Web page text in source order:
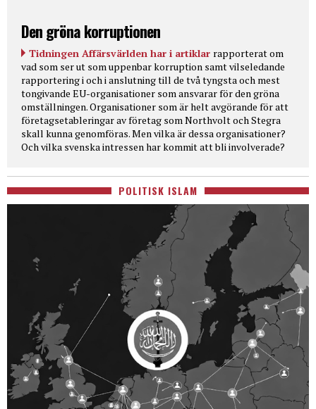
Den gröna korruptionen
Tidningen Affärsvärlden har i artiklar rapporterat om
vad som ser ut som uppenbar korruption samt vilseledande
rapportering i och i anslutning till de två tyngsta och mest
tongivande EU-organisationer som ansvarar för den gröna
omställningen. Organisationer som är helt avgörande för att
företagsetableringar av företag som Northvolt och Stegra
skall kunna genomföras. Men vilka är dessa organisationer?
Och vilka svenska intressen har kommit att bli involverade?
POLITISK ISLAM